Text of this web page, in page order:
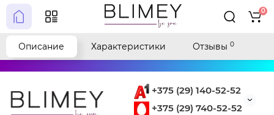
+375 (29) 140-52-52
+375 (29) 740-52-52
0
Описание Характеристики Отзывы 0